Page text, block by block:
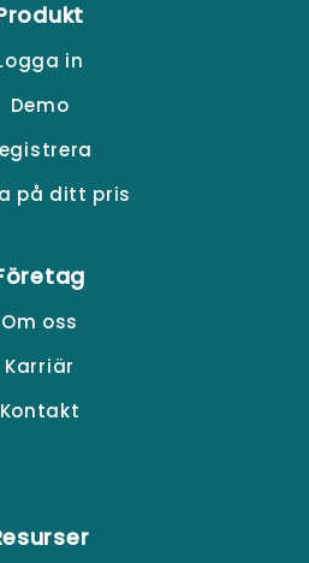
in
Demo
på ditt pris
Om oss
Karriär
Kontakt